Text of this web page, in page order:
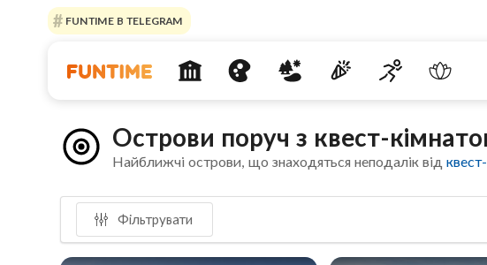
FUNTIME В TELEGRAM
Острови поруч з квест-
Найближчі острови, що знаходяться неподалік від
Фільтрувати